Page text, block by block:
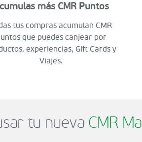
más CMR Puntos
tus compras acumulan CMR
que puedes canjear por
experiencias, Gift Cards y
Viajes.
tu nueva CMR